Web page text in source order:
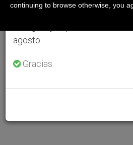
agosto.
Gracias.
continuing to browse otherwise, you